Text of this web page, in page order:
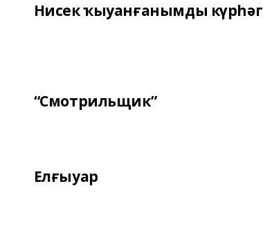
Нисек ҡыуанғанымды
“Смотрильщик”
Елғыуар